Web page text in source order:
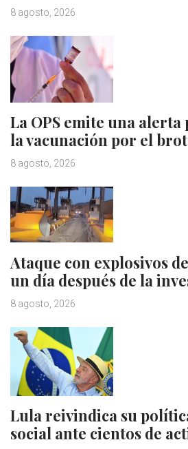
8 agosto, 2026
La OPS emite una
la vacunación por el
8 agosto, 2026
Ataque con explosivos
un día después de la
8 agosto, 2026
Lula reivindica su
social ante cientos de